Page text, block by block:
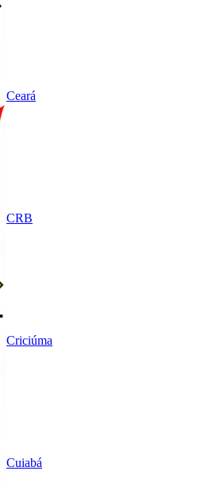
Ceará
CRB
Criciúma
Cuiabá